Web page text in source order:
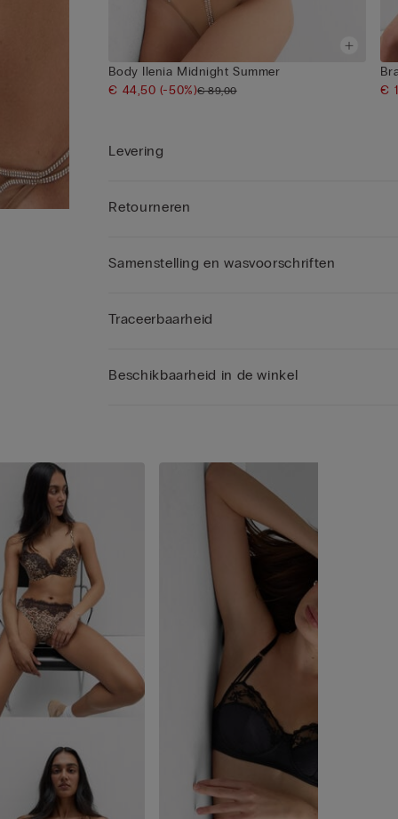
Body Ilenia Midnight Summer
€ 44,50 (-50%)€ 89,00
€
Levering
Retourneren
Samenstelling en wasvoorschriften
Traceerbaarheid
Beschikbaarheid in de winkel